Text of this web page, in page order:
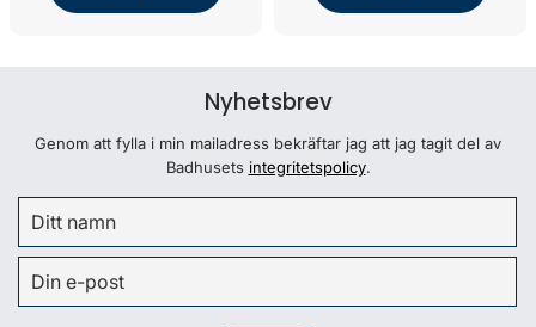
Nyhetsbrev
Genom att fylla i min mailadress bekräftar jag att jag tagit del av
Badhusets integritetspolicy.